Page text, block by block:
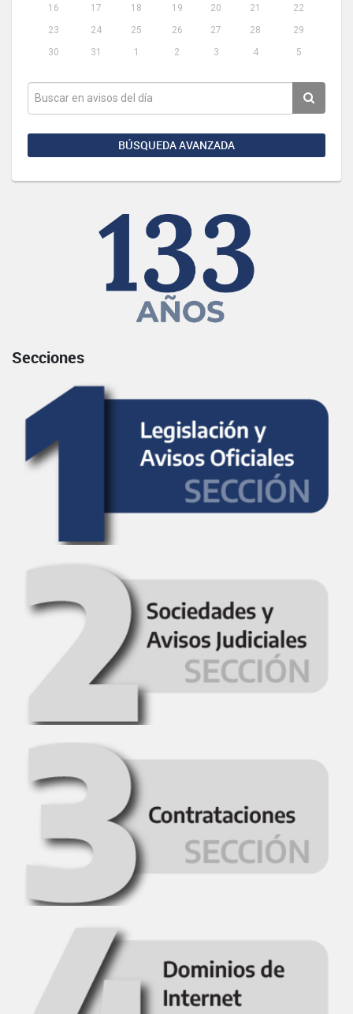
16
17 18 19 20 21
22
23
24 25 26 27 28
29
30
31 1 2 3 4 5
BÚSQUEDA AVANZADA
Secciones